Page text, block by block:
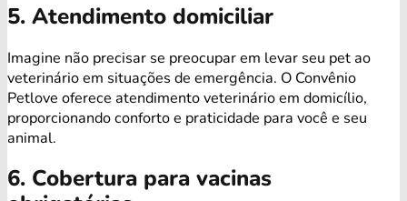
5. Atendimento domiciliar
Imagine não precisar se preocupar em levar seu pet ao
veterinário em situações de emergência. O Convênio
Petlove oferece atendimento veterinário em domicílio,
proporcionando conforto e praticidade para você e seu
animal.
6. Cobertura para vacinas